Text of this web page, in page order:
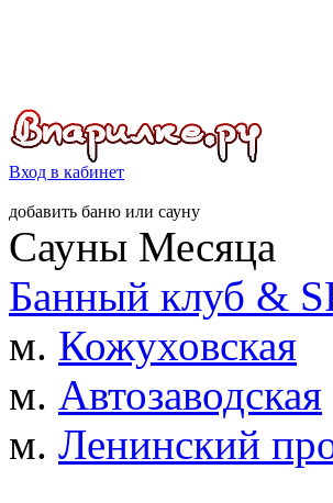
Вход в кабинет
добавить баню или сауну
Сауны Месяца
Банный клуб &
м. Кожуховская
м. Автозаводская
м. Ленинский